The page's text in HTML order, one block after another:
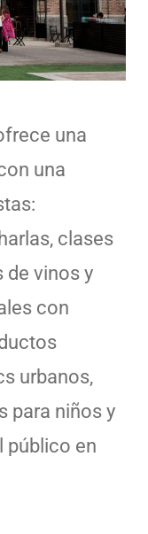
una
una
clases
de vinos y
con
urbanos,
para niños y
público en